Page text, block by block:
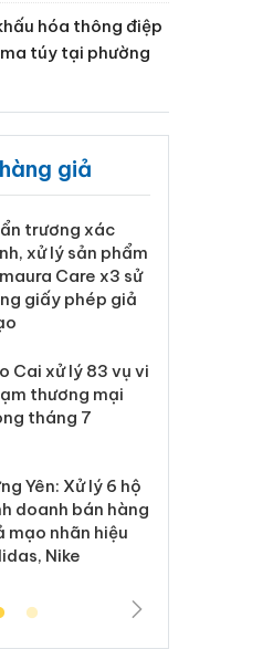
hóa thông điệp
túy tại phường
giả
trương xác
xử lý sản phẩm
Care x3 sử
giấy phép giả
Cai xử lý 83 vụ vi
thương mại
tháng 7
Yên: Xử lý 6 hộ
doanh bán hàng
mạo nhãn hiệu
Nike